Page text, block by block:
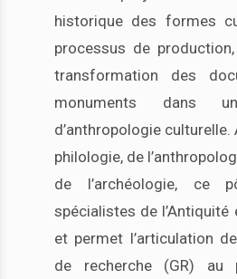
historique des formes
processus de
transformation des
monuments dans
d’anthropologie
philologie, de
de l’archéologie, ce
spécialistes de l’Antiquité
et permet l’articulation
de recherche (GR) au